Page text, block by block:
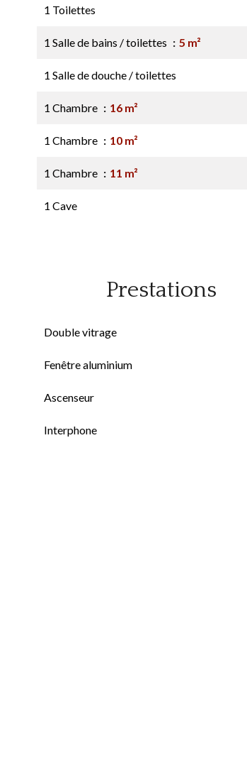
1 Toilettes
1 Salle de bains / toilettes 5 m²
1 Salle de douche / toilettes
1 Chambre 16 m²
1 Chambre 10 m²
1 Chambre 11 m²
1 Cave
Prestations
Double vitrage
Fenêtre aluminium
Ascenseur
Interphone